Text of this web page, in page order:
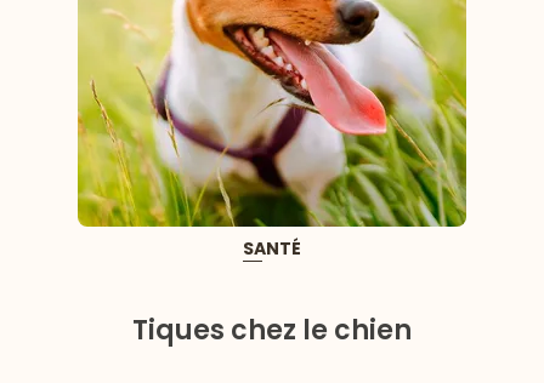
SANTÉ
Tiques chez le chien